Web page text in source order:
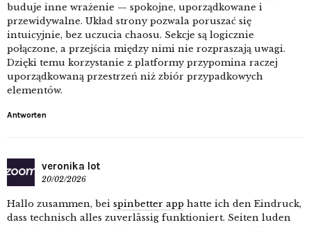
buduje inne wrażenie — spokojne, uporządkowane i
przewidywalne. Układ strony pozwala poruszać się
intuicyjnie, bez uczucia chaosu. Sekcje są logicznie
połączone, a przejścia między nimi nie rozpraszają uwagi.
Dzięki temu korzystanie z platformy przypomina raczej
uporządkowaną przestrzeń niż zbiór przypadkowych
elementów.
Antworten
veronika lot
20/02/2026
Hallo zusammen, bei spinbetter app hatte ich den Eindruck,
dass technisch alles zuverlässig funktioniert. Seiten luden